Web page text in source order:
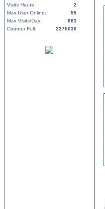
Visits Heute:
2
Max User Online:
59
Max Visits/Day:
883
Counter Full:
2275036